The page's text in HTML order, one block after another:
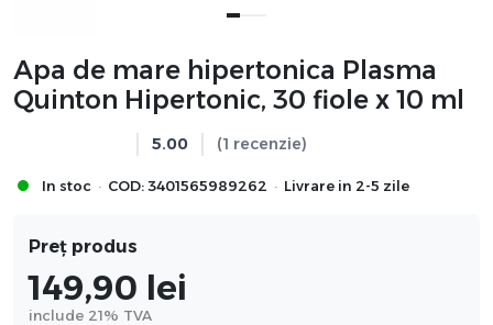
Apa de mare hipertonica Plasma
Quinton Hipertonic, 30 fiole x 10 ml
5.00 (1 recenzie)
In stoc · COD: 3401565989262 · Livrare in 2-5 zile
Preț produs
149,90 lei
include 21% TVA